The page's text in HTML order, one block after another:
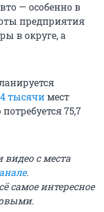
— особенно в
предприятия
в округе, а
тысячимест
75,7
видео с места
.
самое интересное